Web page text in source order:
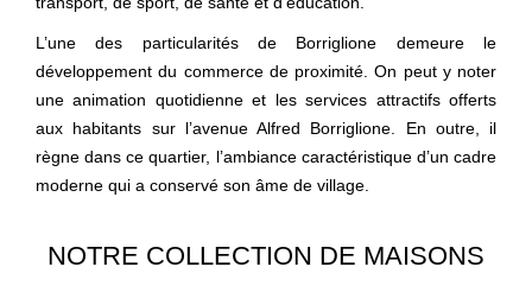
L’une des particularités de Borriglione demeure le
développement du commerce de proximité. On peut y noter
une animation quotidienne et les services attractifs offerts
aux habitants sur l’avenue Alfred Borriglione. En outre, il
règne dans ce quartier, l’ambiance caractéristique d’un cadre
moderne qui a conservé son âme de village.
NOTRE COLLECTION DE MAISONS